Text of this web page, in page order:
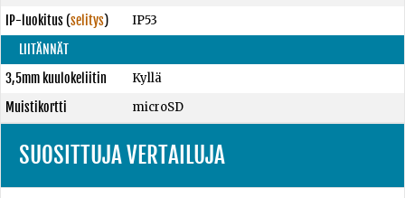
IP-luokitus(selitys)
IP53
LIITÄNNÄT
3,5mm kuulokeliitin
Kyllä
Muistikortti
microSD
SUOSITTUJA VERTAILUJA